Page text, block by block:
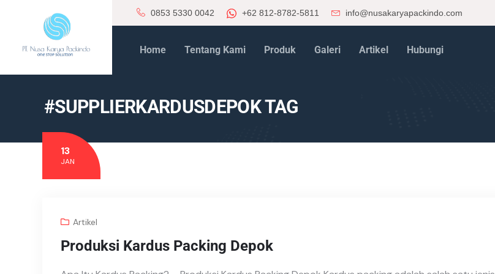
0853 5330 0042 +62 812-8782-5811 info@nusakaryapackindo.com
Home Tentang Kami Produk Galeri Artikel Hubungi
#SUPPLIERKARDUSDEPOK TAG
13
JAN
Artikel
Produksi Kardus Packing Depok